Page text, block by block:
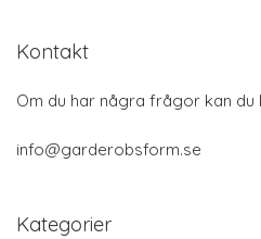
Kontakt
Om du har några frågor kan
info@garderobsform.se
Kategorier